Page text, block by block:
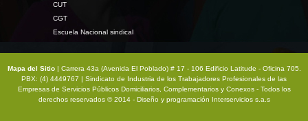
CUT
CGT
Escuela Nacional sindical
Mapa del Sitio | Carrera 43a (Avenida El Poblado) # 17 - 106 Edificio Latitude - Oficina 705.
PBX: (4) 4449767 | Sindicato de Industria de los Trabajadores Profesionales de las
Empresas de Servicios Públicos Domiciliarios, Complementarios y Conexos - Todos los
derechos reservados © 2014 - Diseño y programación Interservicios s.a.s